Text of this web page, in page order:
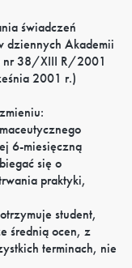
świadczeń
dziennych Akademii
nr 38/XIII R/2001
2001 r.)
6-miesięczną
się o
praktyki,
student,
średnią ocen, z
terminach, nie